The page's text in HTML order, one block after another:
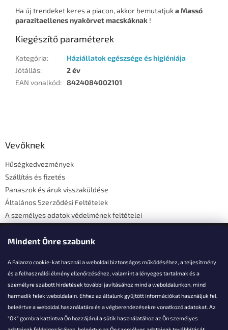
Mindent Önre szabunk
A Falanzo cookie-kat használ a weboldal biztonságos működéséhez, a teljesítmény
és a felhasználói élmény ellenőrzéséhez, valamint a lényeges tartalmak és a
személyre szabott hirdetések további javításához mind a weboldalunkon, mind
harmadik felek weboldalain. Ehhez az általunk gyűjtött információkat használjuk fel,
beleértve a weboldal használatára és a végberendezésekre vonatkozó adatokat. Az
"OK" gombra kattintva Ön hozzájárul a sütik használatához az Ön személyes
Ha új trendeket keres a piacon, akkor bemutatjuka Massó
parazitaellenes nyakörvet macskáknak !
Kiegészítő paraméterek
Kategória:
Háziállatok egészsége és higiéniája
Jótállás:
2 év
EAN vonalkód: 8424084002101
Vevőknek
Hűségkedvezmények
Szállítás és fizetés
Panaszok és áruk visszaküldése
Általános Szerződési Feltételek
A személyes adatok védelmének feltételei
Elérhetőségi adatok
Akarsz kérdezni valamit?
info@falanzo.hu